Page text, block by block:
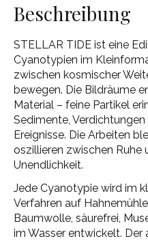
Beschreibung
STELLAR TIDE ist eine
Cyanotypien im
zwischen kosmischer
bewegen. Die Bildräume
Material – feine Partikel
Sedimente,
Ereignisse. Die Arbeiten
oszillieren zwischen Ruhe
Unendlichkeit.
Jede Cyanotypie wird im
Verfahren auf
Baumwolle, säurefrei,
im Wasser entwickelt.